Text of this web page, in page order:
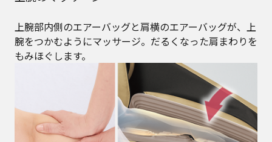
上腕部内側のエアーバッグと肩横のエアーバッグが、上
腕をつかむようにマッサージ。だるくなった肩まわりを
もみほぐします。